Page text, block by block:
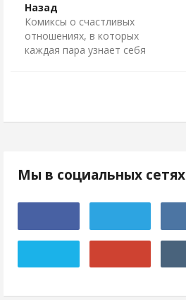
Назад
Комиксы о счастливых
отношениях, в которых
каждая пара узнает себя
Мы в социальных сетях